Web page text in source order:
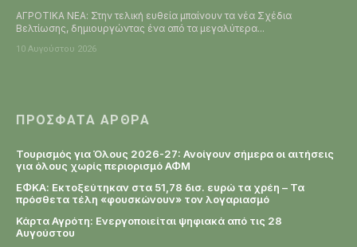
ΑΓΡΟΤΙΚΑ ΝΕΑ: Στην τελική ευθεία μπαίνουν τα νέα Σχέδια
Βελτίωσης, δημιουργώντας ένα από τα μεγαλύτερα...
10 Αυγούστου 2026
ΠΡΌΣΦΑΤΑ ΆΡΘΡΑ
Τουρισμός για Όλους 2026-27: Ανοίγουν σήμερα οι αιτήσεις
για όλους χωρίς περιορισμό ΑΦΜ
ΕΦΚΑ: Εκτοξεύτηκαν στα 51,78 δισ. ευρώ τα χρέη – Τα
πρόσθετα τέλη «φουσκώνουν» τον λογαριασμό
Κάρτα Αγρότη: Ενεργοποιείται ψηφιακά από τις 28
Αυγούστου